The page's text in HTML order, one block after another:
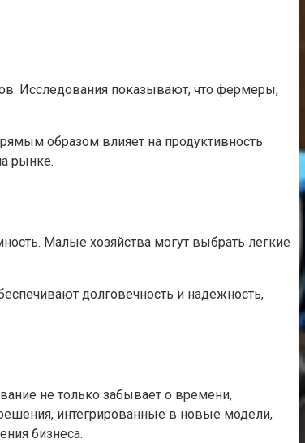
Исследования показывают, что фермеры,
образом влияет на продуктивность
рынке.
Малые хозяйства могут выбрать легкие
долговечность и надежность,
не только забывает о времени,
интегрированные в новые модели,
бизнеса.